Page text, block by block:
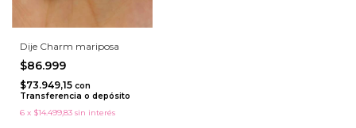
Dije Charm mariposa
$86.999
$73.949,15 con
Transferencia o depósito
6 x $14.499,83 sin interés